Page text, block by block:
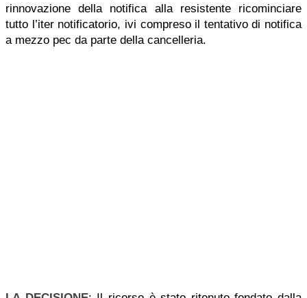
rinnovazione della notifica alla resistente ricominciare
tutto l’iter notificatorio, ivi compreso il tentativo di notifica
a mezzo pec da parte della cancelleria.